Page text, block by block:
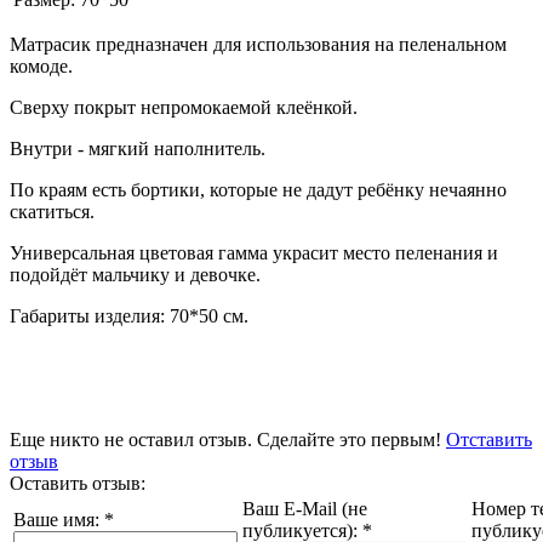
Матрасик предназначен для использования на пеленальном
комоде.
Сверху покрыт непромокаемой клеёнкой.
Внутри - мягкий наполнитель.
По краям есть бортики, которые не дадут ребёнку нечаянно
скатиться.
Универсальная цветовая гамма украсит место пеленания и
подойдёт мальчику и девочке.
Габариты изделия: 70*50 см.
Еще никто не оставил отзыв. Сделайте это первым! Отставить
отзыв
Оставить отзыв:
Ваше имя: *
Ваш E-Mail (не
публикуется): *
Номер